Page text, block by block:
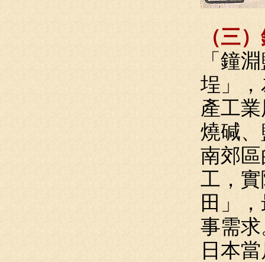
（三
「鐘
埕」
產工
燒碱
南郊
工，
田」
事需
日本